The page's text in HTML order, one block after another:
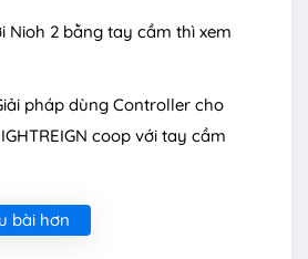
Nioh 2 bằng tay cầm thì xem
pháp dùng Controller cho
coop với tay cầm
bài hơn